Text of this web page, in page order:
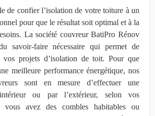
de confier l’isolation de votre toiture à un
pour que le résultat soit optimal et à la
La société couvreur BatiPro Rénov
savoir-faire nécessaire qui permet de
vos projets d’isolation de toit. Pour que
meilleure performance énergétique, nos
sont en mesure d’effectuer une
ou par l’extérieur, selon vos
vous avez des combles habitables ou